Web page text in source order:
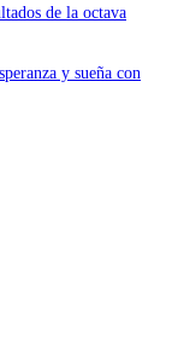
de la octava
y sueña con